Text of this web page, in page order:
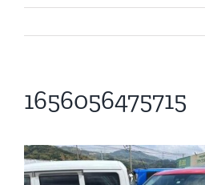
1656056475715